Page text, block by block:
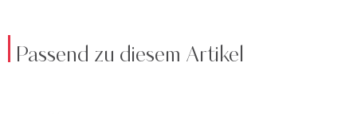
Passend zu diesem Artikel